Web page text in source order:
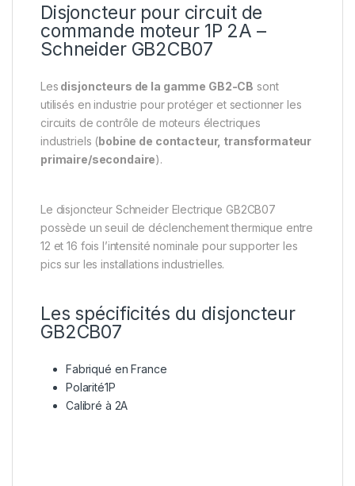
Disjoncteur pour circuit de
commande moteur 1P 2A –
Schneider GB2CB07
Les disjoncteurs de la gamme GB2-CB sont
utilisés en industrie pour protéger et sectionner les
circuits de contrôle de moteurs électriques
industriels (bobine de contacteur, transformateur
primaire/secondaire).
Le disjoncteur Schneider Electrique GB2CB07
possède un seuil de déclenchement thermique entre
12 et 16 fois l’intensité nominale pour supporter les
pics sur les installations industrielles.
Les spécificités du disjoncteur
GB2CB07
Fabriqué en France
Polarité1P
Calibré à 2A